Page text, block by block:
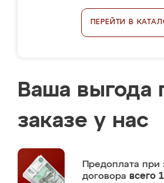
ПЕРЕЙТИ В
Ваша выгода
заказе у нас
Предоплата при
договора всего